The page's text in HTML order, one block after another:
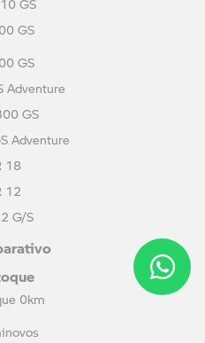
GS
GS
GS
Adventure
GS
Adventure
18
12
G/S
0km